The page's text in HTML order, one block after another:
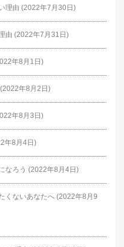
理由 (2022年7月30日)
由 (2022年7月31日)
年8月1日)
年8月2日)
年8月3日)
年8月4日)
なろう (2022年8月4日)
くないあなたへ (2022年8月9